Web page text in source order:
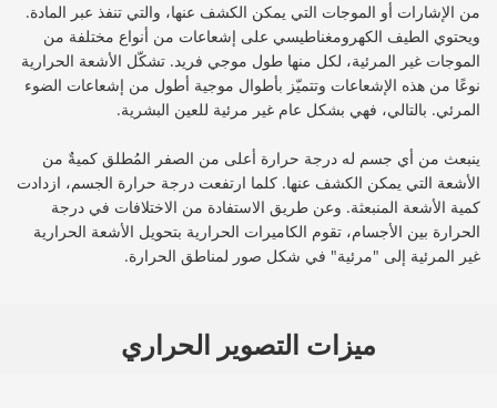
من الإشارات أو الموجات التي يمكن الكشف عنها، والتي تنفذ عبر المادة.
ويحتوي الطيف الكهرومغناطيسي على إشعاعات من أنواع مختلفة من
الموجات غير المرئية، لكل منها طول موجي فريد. تشكّل الأشعة الحرارية
نوعًا من هذه الإشعاعات وتتميّز بأطوال موجية أطول من إشعاعات الضوء
المرئي. بالتالي، فهي بشكل عام غير مرئية للعين البشرية.
ينبعث من أي جسم له درجة حرارة أعلى من الصفر المُطلق كميةٌ من
الأشعة التي يمكن الكشف عنها. كلما ارتفعت درجة حرارة الجسم، ازدادت
كمية الأشعة المنبعثة. وعن طريق الاستفادة من الاختلافات في درجة
الحرارة بين الأجسام، تقوم الكاميرات الحرارية بتحويل الأشعة الحرارية
غير المرئية إلى "مرئية" في شكل صور لمناطق الحرارة.
ميزات التصوير الحراري